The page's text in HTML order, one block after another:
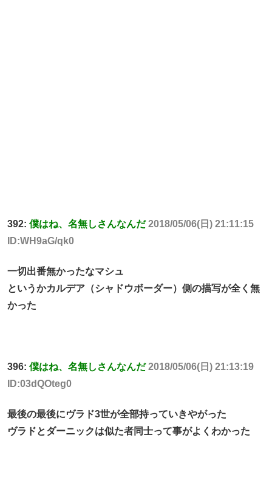
392: 僕はね、名無しさんなんだ 2018/05/06(日) 21:11:15
ID:WH9aG/qk0
一切出番無かったなマシュ
というかカルデア（シャドウボーダー）側の描写が全く無
かった
396: 僕はね、名無しさんなんだ 2018/05/06(日) 21:13:19
ID:03dQOteg0
最後の最後にヴラド3世が全部持っていきやがった
ヴラドとダーニックは似た者同士って事がよくわかった